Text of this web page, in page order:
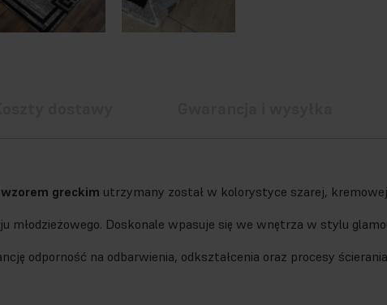
greckim utrzymany został w kolorystyce szarej,
młodzieżowego. Doskonale wpasuje się we wnętrza w stylu
odporność na odbarwienia, odkształcenia oraz procesy